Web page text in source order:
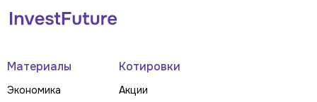
Материалы
Экономика
Котировки
Акции